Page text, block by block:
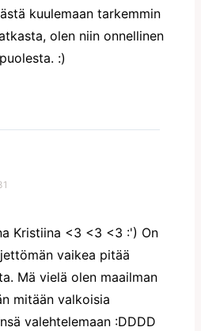
kuulemaan tarkemmin
olen niin onnellinen
:)
Kristiina <3 <3 <3 :') On
vaikea pitää
Mä vielä olen maailman
mitään valkoisia
valehtelemaan :DDDD